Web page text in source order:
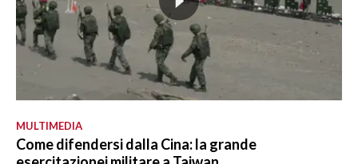
MULTIMEDIA
Come difendersi dalla Cina: la grande